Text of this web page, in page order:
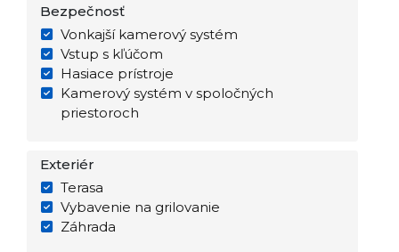
Bezpečnosť
Vonkajší kamerový systém
Vstup s kľúčom
Hasiace prístroje
Kamerový systém v spoločných
priestoroch
Exteriér
Terasa
Vybavenie na grilovanie
Záhrada